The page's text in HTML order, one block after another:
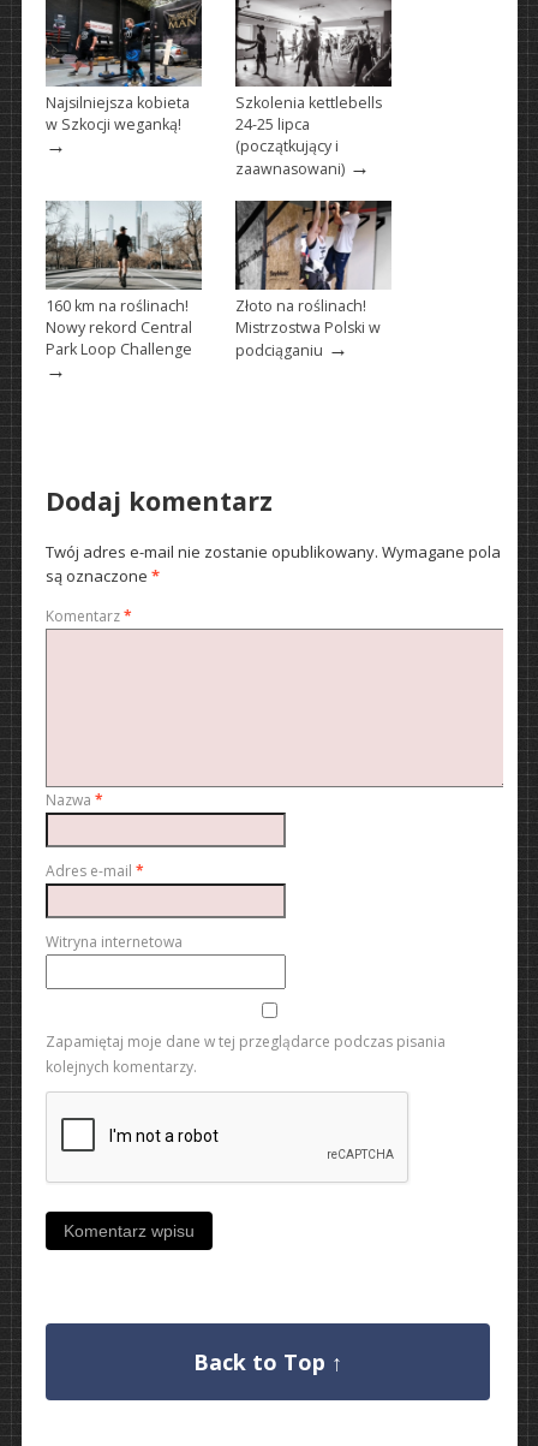
Najsilniejsza kobieta
w Szkocji weganką!
→
Szkolenia kettlebells
24-25 lipca
(początkujący i
zaawnasowani)→
160 km na roślinach!
Nowy rekord Central
Park Loop Challenge
→
Złoto na roślinach!
Mistrzostwa Polski w
podciąganiu →
Dodaj komentarz
Twój adres e-mail nie zostanie opublikowany. Wymagane pola
są oznaczone *
Komentarz*
Nazwa *
Adres e-mail *
Witryna internetowa
Zapamiętaj moje dane w tej przeglądarce podczas pisania
kolejnych komentarzy.
Back to Top ↑